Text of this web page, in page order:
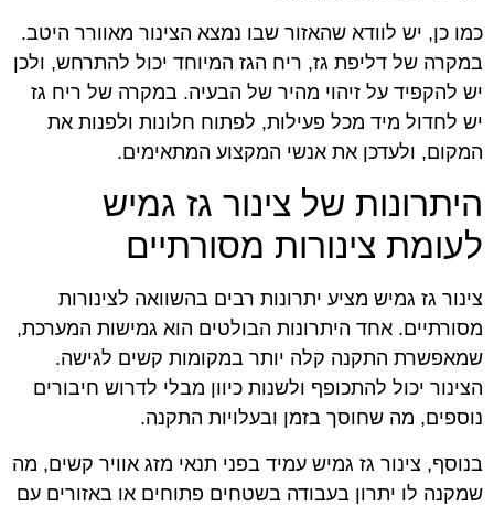
כמו כן, יש לוודא שהאזור שבו נמצא הצינור מאוורר היטב.
במקרה של דליפת גז, ריח הגז המיוחד יכול להתרחש, ולכן
יש להקפיד על זיהוי מהיר של הבעיה. במקרה של ריח גז
יש לחדול מיד מכל פעילות, לפתוח חלונות ולפנות את
המקום, ולעדכן את אנשי המקצוע המתאימים.
היתרונות של צינור גז גמיש
לעומת צינורות מסורתיים
צינור גז גמיש מציע יתרונות רבים בהשוואה לצינורות
מסורתיים. אחד היתרונות הבולטים הוא גמישות המערכת,
שמאפשרת התקנה קלה יותר במקומות קשים לגישה.
הצינור יכול להתכופף ולשנות כיוון מבלי לדרוש חיבורים
נוספים, מה שחוסך בזמן ובעלויות התקנה.
בנוסף, צינור גז גמיש עמיד בפני תנאי מזג אוויר קשים, מה
שמקנה לו יתרון בעבודה בשטחים פתוחים או באזורים עם